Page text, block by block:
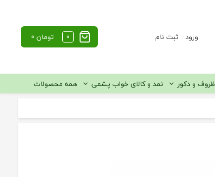
ورود ثبت نام 0 تومان 0
ظروف و دکور نمد و کالای خواب پشمی همه محصولات